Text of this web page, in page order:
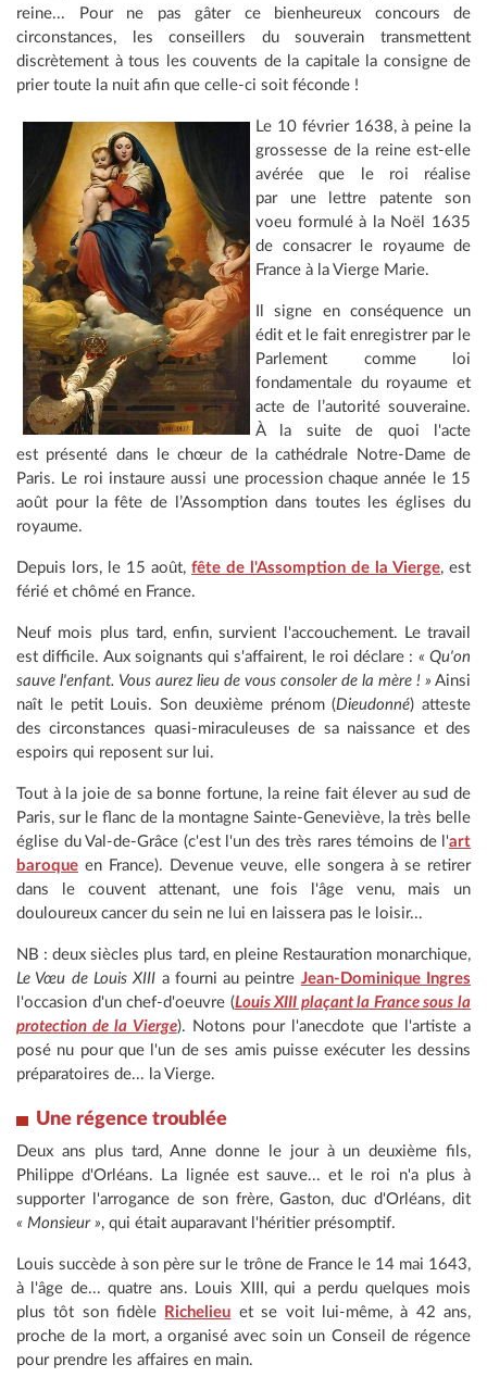
reine... Pour ne pas gâter ce bienheureux concours de
circonstances, les conseillers du souverain transmettent
discrètement à tous les couvents de la capitale la consigne de
prier toute la nuit afin que celle-ci soit féconde !
Le 10 février 1638, à peine la
grossesse de la reine est-elle
avérée que le roi réalise
par une lettre patente son
voeu formulé à la Noël 1635
de consacrer le royaume de
France à la Vierge Marie.
Il signe en conséquence un
édit et le fait enregistrer par le
Parlement comme loi
fondamentale du royaume et
acte de l’autorité souveraine.
À la suite de quoi l'acte
est présenté dans le chœur de la cathédrale Notre-Dame de
Paris. Le roi instaure aussi une procession chaque année le 15
août pour la fête de l’Assomption dans toutes les églises du
royaume.
Depuis lors, le 15 août, fête de l'Assomption de la Vierge, est
férié et chômé en France.
Neuf mois plus tard, enfin, survient l'accouchement. Le travail
est difficile. Aux soignants qui s'affairent, le roi déclare : « Qu'on
sauve l'enfant. Vous aurez lieu de vous consoler de la mère ! » Ainsi
naît le petit Louis. Son deuxième prénom (Dieudonné) atteste
des circonstances quasi-miraculeuses de sa naissance et des
espoirs qui reposent sur lui.
Tout à la joie de sa bonne fortune, la reine fait élever au sud de
Paris, sur le flanc de la montagne Sainte-Geneviève, la très belle
église du Val-de-Grâce (c'est l'un des très rares témoins de l'art
baroque en France). Devenue veuve, elle songera à se retirer
dans le couvent attenant, une fois l'âge venu, mais un
douloureux cancer du sein ne lui en laissera pas le loisir...
NB : deux siècles plus tard, en pleine Restauration monarchique,
Le Vœu de Louis XIII a fourni au peintre Jean-Dominique Ingres
l'occasion d'un chef-d'oeuvre (Louis XIII plaçant la France sous la
protection de la Vierge). Notons pour l'anecdote que l'artiste a
posé nu pour que l'un de ses amis puisse exécuter les dessins
préparatoires de... la Vierge.
Une régence troublée
Deux ans plus tard, Anne donne le jour à un deuxième fils,
Philippe d'Orléans. La lignée est sauve... et le roi n'a plus à
supporter l'arrogance de son frère, Gaston, duc d'Orléans, dit
« Monsieur », qui était auparavant l'héritier présomptif.
Louis succède à son père sur le trône de France le 14 mai 1643,
à l'âge de... quatre ans. Louis XIII, qui a perdu quelques mois
plus tôt son fidèle
Richelieu et se voit lui-même, à 42 ans,
proche de la mort, a organisé avec soin un Conseil de régence
pour prendre les affaires en main.